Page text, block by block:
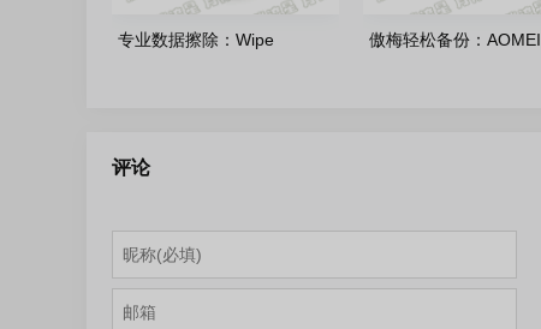
专业数据擦除：Wipe
傲梅轻松备份：AOMEI
评论